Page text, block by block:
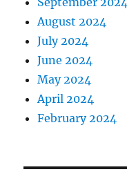
August 2024
July 2024
June 2024
May 2024
April 2024
February 2024